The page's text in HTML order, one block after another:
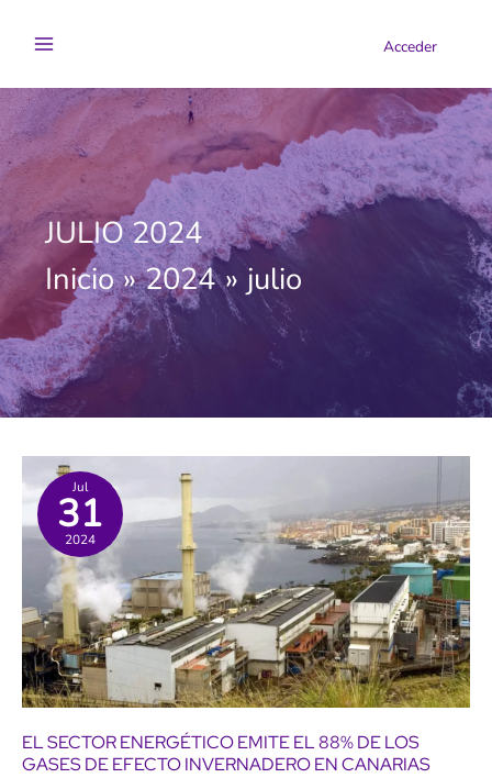
Acceder
JULIO 2024
Inicio
2024 julio
Jul
31
2024
EL SECTOR ENERGÉTICO EMITE EL 88% DE LOS
GASES DE EFECTO INVERNADERO EN CANARIAS